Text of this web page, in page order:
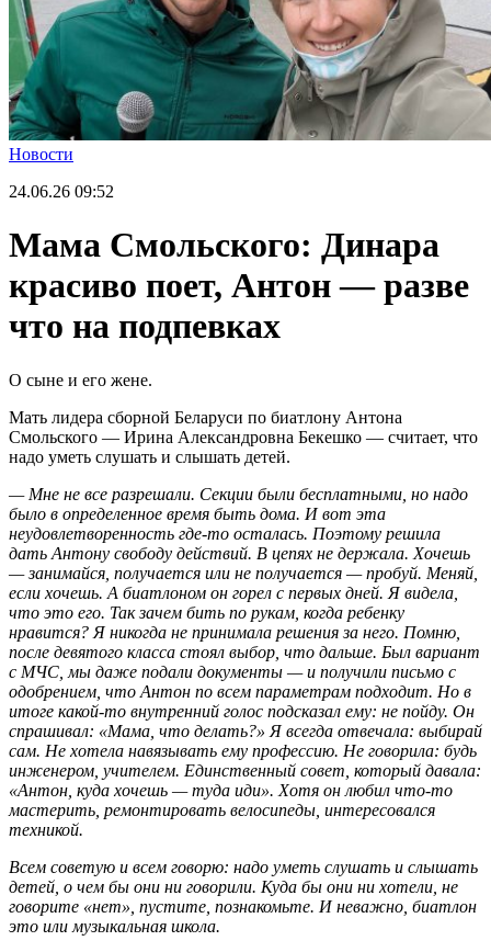
Новости
24.06.26 09:52
Мама Смольского: Динара
красиво поет, Антон — разве
что на подпевках
О сыне и его жене.
Мать лидера сборной Беларуси по биатлону Антона
Смольского — Ирина Александровна Бекешко — считает, что
надо уметь слушать и слышать детей.
— Мне не все разрешали. Секции были бесплатными, но надо
было в определенное время быть дома. И вот эта
неудовлетворенность где-то осталась. Поэтому решила
дать Антону свободу действий. В цепях не держала. Хочешь
— занимайся, получается или не получается — пробуй. Меняй,
если хочешь. А биатлоном он горел с первых дней. Я видела,
что это его. Так зачем бить по рукам, когда ребенку
нравится? Я никогда не принимала решения за него. Помню,
после девятого класса стоял выбор, что дальше. Был вариант
с МЧС, мы даже подали документы — и получили письмо с
одобрением, что Антон по всем параметрам подходит. Но в
итоге какой-то внутренний голос подсказал ему: не пойду. Он
спрашивал: «Мама, что делать?» Я всегда отвечала: выбирай
сам. Не хотела навязывать ему профессию. Не говорила: будь
инженером, учителем. Единственный совет, который давала:
«Антон, куда хочешь — туда иди». Хотя он любил что-то
мастерить, ремонтировать велосипеды, интересовался
техникой.
Всем советую и всем говорю: надо уметь слушать и слышать
детей, о чем бы они ни говорили. Куда бы они ни хотели, не
говорите «нет», пустите, познакомьте. И неважно, биатлон
это или музыкальная школа.